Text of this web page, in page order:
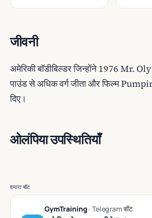
जीवनी
अमेरिकी बॉडीबिल्डर जिन्होंने 1976 Mr.
पाउंड से अधिक वर्ग जीता और फिल्म
दिए।
ओलंपिया उपस्थितियाँ
हमारा बॉट
GymTraining · Telegram बॉट